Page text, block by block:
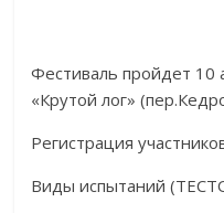
Фестиваль пройдет 10
«Крутой лог»
Регистрация
Виды испытаний